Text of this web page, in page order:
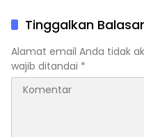
Tinggalkan
Alamat email Anda tidak
wajib ditandai *